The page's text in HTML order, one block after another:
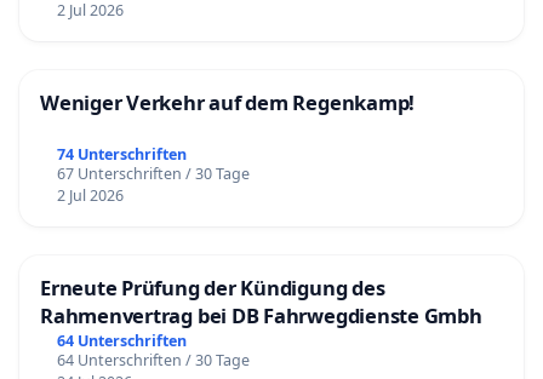
2 Jul 2026
Weniger Verkehr auf dem Regenkamp!
74 Unterschriften
67 Unterschriften / 30 Tage
2 Jul 2026
Erneute Prüfung der Kündigung des
Rahmenvertrag bei DB Fahrwegdienste Gmbh
64 Unterschriften
64 Unterschriften / 30 Tage